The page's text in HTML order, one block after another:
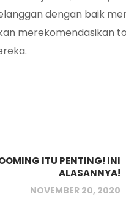
dengan baik
merekomendasikan
ITU PENTING! INI
ALASANNYA!
NOVEMBER 20, 2020